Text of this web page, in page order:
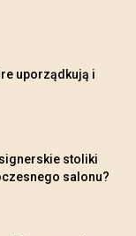
uporządkują i
stoliki
salonu?